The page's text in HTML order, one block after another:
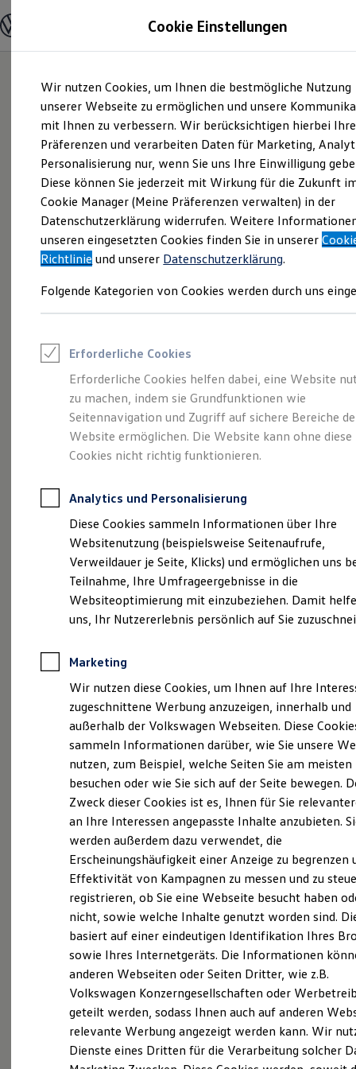
Hauptinhalt
springen
Footer
springen
Modelle und Konfigurator
Modelle vergleichen
Elektroautos
ENERGY Sondermodelle
Nutzfahrzeuge
SUV und CUV
Familienautos
Kombis
Kompaktwagen
Sportwagen
Schnell verfügbare Fahrzeuge
Angebote und Produkte
Aktuelle Angebote
E-Auto-Förderung
Volkswagen Marktplatz
Junge Gebrauchtwagen und Gebrauchtwagen
Saisonangebote
Leasing
Leasing-Angebote
Gebrauchtwagen Leasing
Junge Gebrauchtwagen-Leasing
Elektroauto Leasing
Kleinwagen-Leasing
Leasing ohne Anzahlung
Autokredit mit Schlussrate
Versicherungen und Garantien
Kfz-Versicherung
Restschuldversicherungen
Garantien
Wartungsverträge
Geschäftskunden
Professional Class bei Volkswagen
Großkunden
Behörden
Anpfiff zum Gewinn
Elektroautos
ID. Tutorials
Elektrofahrzeugkonzepte
Reichweite
Reichweite der ID. Modelle
Reichweite im Winter
Laden
Laden unterwegs
Laden Zuhause
Ladezeitensimulator
Batterie
Sicherheit
Garantie und Lebensdauer
Nachhaltigkeit
Technologie
Kosten und Kauf
Verbrauchskosten
Kaufoptionen
E-Auto-Förderung
Software und Konnektivität
Die ID. Software 6
ID. Software Versionen und Updates
Digitale Extras
Schnittstellen zu Ihrem ID.
So geht neu.
Entdecken Sie jetzt
den neuen ID.3 Neo!
(Impressum & Rechtliches)
Probefahrt vereinbaren
Fahrzeugangebot anfordern
Servicetermin buchen
Cookie Einstellungen
Wir nutzen Cookies, um Ihnen die bestmögliche Nutzung
unserer Webseite zu ermöglichen und unsere
mit Ihnen zu verbessern. Wir berücksichtigen hierbei Ihre
Präferenzen und verarbeiten Daten für Marketing,
Personalisierung nur, wenn Sie uns Ihre Einwilligung
Diese können Sie jederzeit mit Wirkung für die Zukunft
Cookie Manager (Meine Präferenzen verwalten) in der
Datenschutzerklärung widerrufen. Weitere
unseren eingesetzten Cookies finden Sie in unserer
Richtlinie und unserer Datenschutzerklärung.
Folgende Kategorien von Cookies werden durch uns
Erforderliche Cookies
Erforderliche Cookies helfen dabei, eine Website
zu machen, indem sie Grundfunktionen wie
Seitennavigation und Zugriff auf sichere Bereiche
Website ermöglichen. Die Website kann ohne diese
Cookies nicht richtig funktionieren.
Analytics und Personalisierung
Diese Cookies sammeln Informationen über Ihre
Websitenutzung (beispielsweise Seitenaufrufe,
Verweildauer je Seite, Klicks) und ermöglichen uns
Teilnahme, Ihre Umfrageergebnisse in die
Websiteoptimierung mit einzubeziehen. Damit
uns, Ihr Nutzererlebnis persönlich auf Sie
Marketing
Wir nutzen diese Cookies, um Ihnen auf Ihre
zugeschnittene Werbung anzuzeigen, innerhalb und
außerhalb der Volkswagen Webseiten. Diese
sammeln Informationen darüber, wie Sie unsere
nutzen, zum Beispiel, welche Seiten Sie am meisten
besuchen oder wie Sie sich auf der Seite bewegen.
Zweck dieser Cookies ist es, Ihnen für Sie
an Ihre Interessen angepasste Inhalte anzubieten.
werden außerdem dazu verwendet, die
Erscheinungshäufigkeit einer Anzeige zu begrenzen
Effektivität von Kampagnen zu messen und zu
registrieren, ob Sie eine Webseite besucht haben
nicht, sowie welche Inhalte genutzt worden sind.
basiert auf einer eindeutigen Identifikation Ihres
sowie Ihres Internetgeräts. Die Informationen
anderen Webseiten oder Seiten Dritter, wie z.B.
Volkswagen Konzerngesellschaften oder
geteilt werden, sodass Ihnen auch auf anderen
relevante Werbung angezeigt werden kann. Wir
Dienste eines Dritten für die Verarbeitung solcher